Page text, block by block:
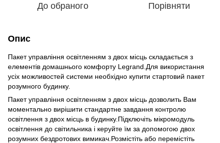
До обраного Порівняти
Опис
Пакет управління освітленням з двох місць складається з
елементів домашнього комфорту Legrand.Для використання
усіх можливостей системи необхідно купити стартовий пакет
розумного будинку.
Пакет управління освітленням з двох місць дозволить Вам
моментально вирішити стандартне завдання контролю
освітлення з двох місць в будинку.Підключіть мікромодуль
освітлення до світильника і керуйте їм за допомогою двох
розумних бездротових вимикач.Розмістіть або перемістіть